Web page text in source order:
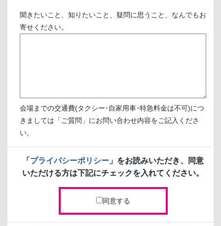
聞きたいこと、知りたいこと、疑問に思うこと、なんでもお
寄せください。
会場までの交通費(タクシー･自家用車･特急料金は不可)につ
きましては「ご質問」にお問い合わせ内容をご記入くださ
い。
「 プライバシーポリシー 」をお読みいただき、同意
いただける方は下記にチェックを入れてください。
同意する